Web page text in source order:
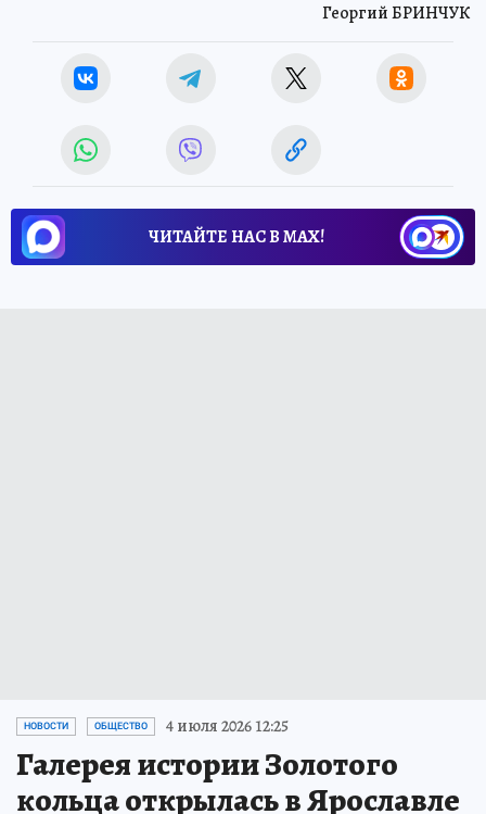
Георгий БРИНЧУК
ЧИТАЙТЕ НАС В МАХ!
НОВОСТИ ОБЩЕСТВО 4 июля 2026 12:25
Галерея истории Золотого
кольца открылась в Ярославле